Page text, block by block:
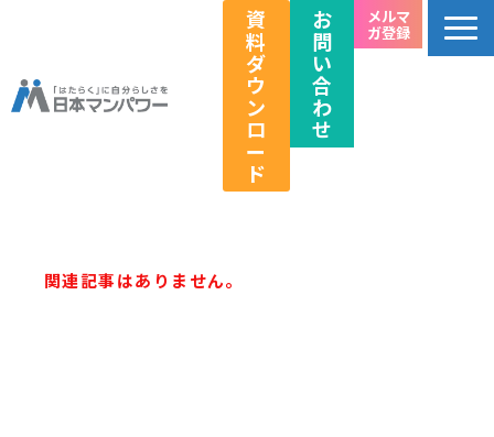
資
料
ダ
ウ
ン
ロ
ー
ド
お
問
い
合
わ
せ
メルマ
ガ登録
教育関係者向け
関連記事はありません。